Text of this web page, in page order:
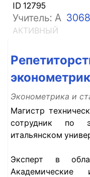
ID 12795
Учитель: A
АКТИВНЫЙ
Эконометрика и
Магистр
сотрудник по
итальянском
Эксперт в
Академические